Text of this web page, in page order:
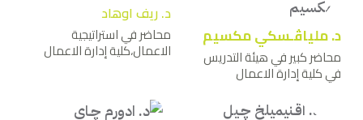
د. ملياﭬـسكي مكسيم
محاضر كبير في هيئة التدريس
في كلية إدارة الاعمال
د. ريف اوهاد
محاضر في استراتيجية
الاعمال،كلية إدارة الاعمال